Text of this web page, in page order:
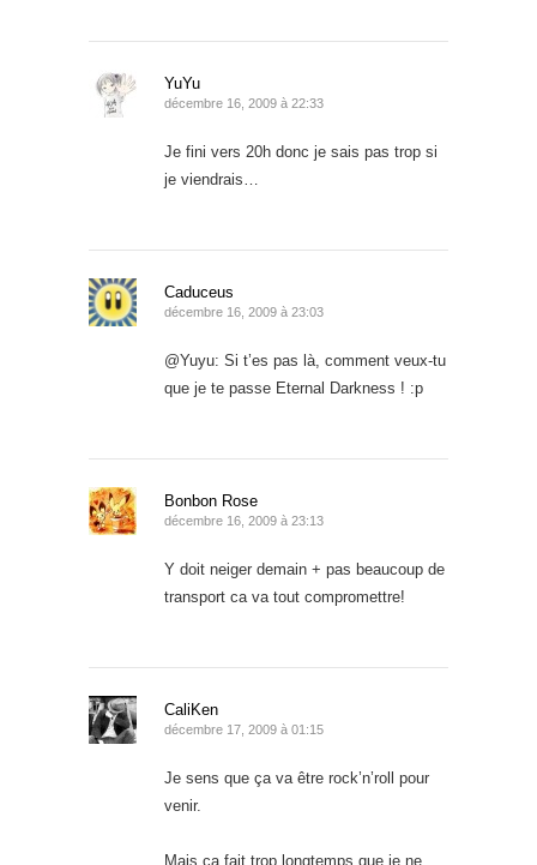
YuYu
décembre 16, 2009 à 22:33
Je fini vers 20h donc je sais pas trop si
je viendrais…
Caduceus
décembre 16, 2009 à 23:03
@Yuyu: Si t’es pas là, comment veux-tu
que je te passe Eternal Darkness ! :p
Bonbon Rose
décembre 16, 2009 à 23:13
Y doit neiger demain + pas beaucoup de
transport ca va tout compromettre!
CaliKen
décembre 17, 2009 à 01:15
Je sens que ça va être rock’n’roll pour
venir.
Mais ça fait trop longtemps que je ne